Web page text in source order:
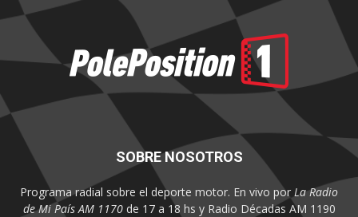
SOBRE NOSOTROS
Programa radial sobre el deporte motor. En vivo por La Radio
de Mi País AM 1170de 17 a 18 hs y Radio Décadas AM 1190